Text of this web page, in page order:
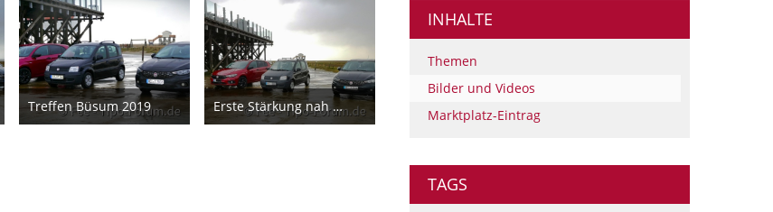
Treffen Büsum 2019
16. Dezember 2019
Erste Stärkung nah am Strand
14. Dezember 2019
INHALTE
Themen
Bilder und Videos
Marktplatz-Eintrag
TAGS